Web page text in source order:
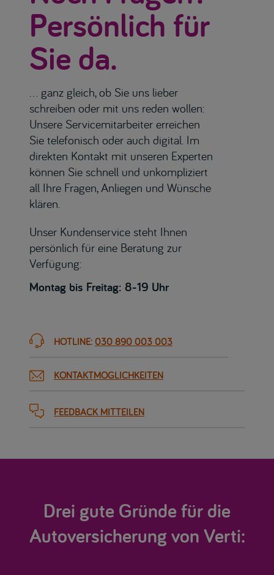
Persönlich für
Sie da.
... ganz gleich, ob Sie uns lieber
schreiben oder mit uns reden wollen:
Unsere Servicemitarbeiter erreichen
Sie telefonisch oder auch digital. Im
direkten Kontakt mit unseren Experten
können Sie schnell und unkompliziert
all Ihre Fragen, Anliegen und Wünsche
klären.
Unser Kundenservice steht Ihnen
persönlich für eine Beratung zur
Verfügung:
Montag bis Freitag: 8-19 Uhr
HOTLINE: 030 890 003 003
KONTAKTMÖGLICHKEITEN
FEEDBACK MITTEILEN
Drei gute Gründe für die
Autoversicherung von Verti: